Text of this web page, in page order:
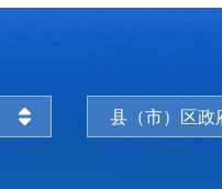
县（市）区政